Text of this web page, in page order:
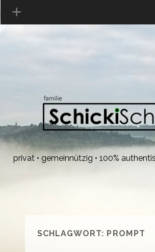
privat • gemeinnützig • 100%
SCHLAGWORT: PROMPT